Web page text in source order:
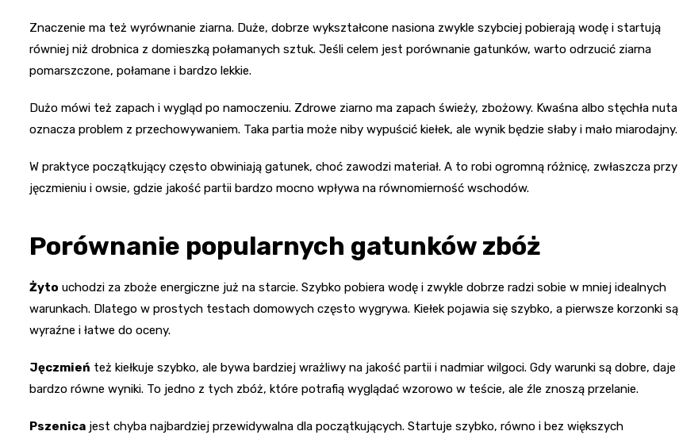
Znaczenie ma też wyrównanie ziarna. Duże, dobrze wykształcone nasiona zwykle szybciej pobierają wodę i startują
równiej niż drobnica z domieszką połamanych sztuk. Jeśli celem jest porównanie gatunków, warto odrzucić ziarna
pomarszczone, połamane i bardzo lekkie.
Dużo mówi też zapach i wygląd po namoczeniu. Zdrowe ziarno ma zapach świeży, zbożowy. Kwaśna albo stęchła nuta
oznacza problem z przechowywaniem. Taka partia może niby wypuścić kiełek, ale wynik będzie słaby i mało miarodajny.
W praktyce początkujący często obwiniają gatunek, choć zawodzi materiał. A to robi ogromną różnicę, zwłaszcza przy
jęczmieniu i owsie, gdzie jakość partii bardzo mocno wpływa na równomierność wschodów.
Porównanie popularnych gatunków zbóż
Żyto uchodzi za zboże energiczne już na starcie. Szybko pobiera wodę i zwykle dobrze radzi sobie w mniej idealnych
warunkach. Dlatego w prostych testach domowych często wygrywa. Kiełek pojawia się szybko, a pierwsze korzonki są
wyraźne i łatwe do oceny.
Jęczmień też kiełkuje szybko, ale bywa bardziej wrażliwy na jakość partii i nadmiar wilgoci. Gdy warunki są dobre, daje
bardzo równe wyniki. To jedno z tych zbóż, które potrafią wyglądać wzorowo w teście, ale źle znoszą przelanie.
Pszenica jest chyba najbardziej przewidywalna dla początkujących. Startuje szybko, równo i bez większych